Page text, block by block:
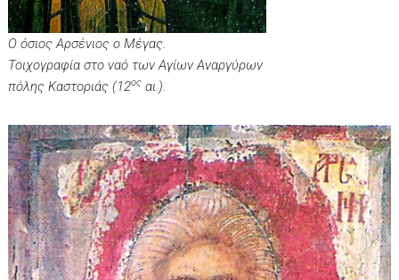
Ο όσιος Αρσένιος ο Μέγας.
Τοιχογραφία στο ναό των Αγίων Αναργύρων
πόλης Καστοριάς (12ος αι.).